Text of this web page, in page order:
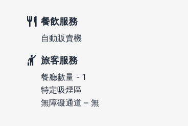
餐飲服務
自動販賣機
旅客服務
餐廳數量 - 1
特定吸煙區
無障礙通道 – 無